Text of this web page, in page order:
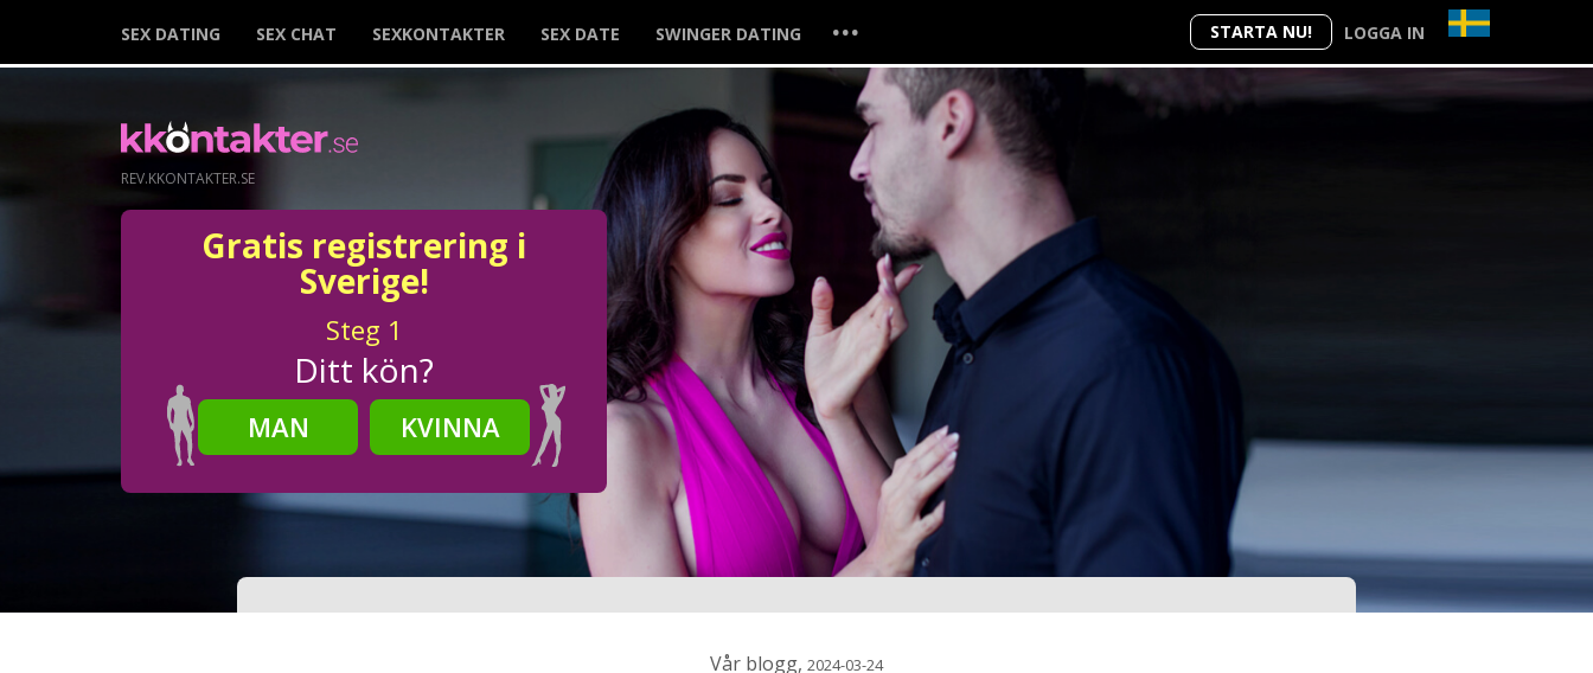
STARTA NU! LOGGA IN
SEX DATING SEX CHAT SEXKONTAKTER SEX DATE SWINGER DATING ...
REV.KKONTAKTER.SE
Gratis registrering i
Sverige!
Steg 1
Ditt kön?
MAN
KVINNA
Steg2
Ditt födelsedatum?
Vår blogg, 2024-03-24